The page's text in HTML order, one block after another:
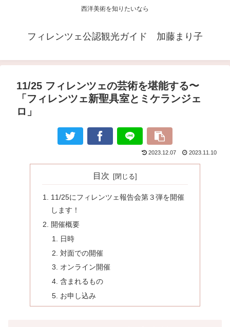
西洋美術を知りたいなら
フィレンツェ公認観光ガイド 加藤まり子
11/25 フィレンツェの芸術を堪能する〜
「フィレンツェ新聖具室とミケランジェ
ロ」
2023.12.07 2023.11.10
目次
11/25にフィレンツェ報告会第３弾を開催
します！
開催概要
日時
対面での開催
オンライン開催
含まれるもの
お申し込み